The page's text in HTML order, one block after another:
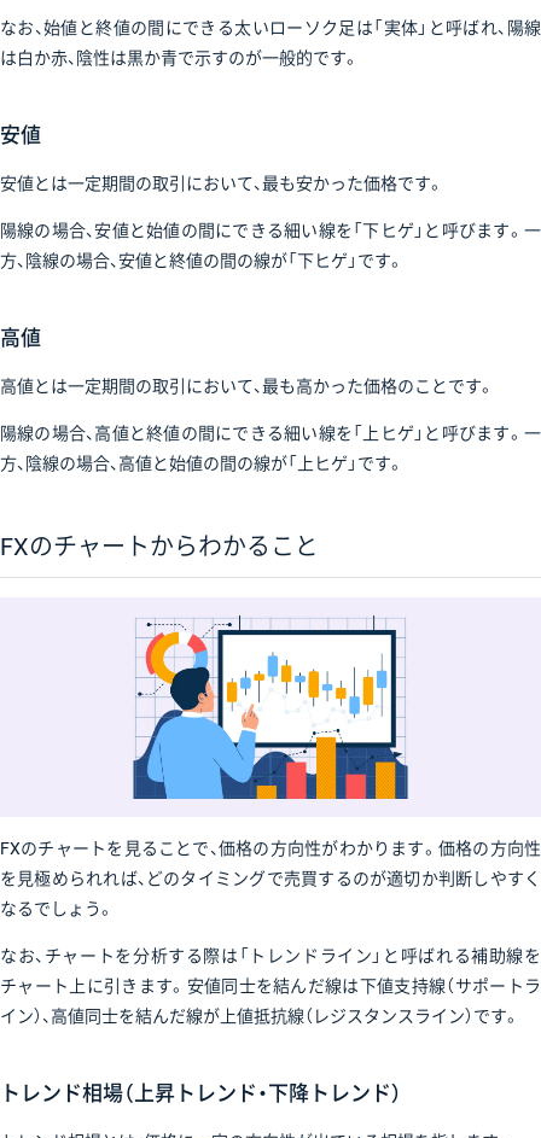
なお、始値と終値の間にできる太いローソク足は「実体」と呼ばれ、陽線
は白か赤、陰性は黒か青で示すのが一般的です。
安値
安値とは一定期間の取引において、最も安かった価格です。
陽線の場合、安値と始値の間にできる細い線を「下ヒゲ」と呼びます。一
方、陰線の場合、安値と終値の間の線が「下ヒゲ」です。
高値
高値とは一定期間の取引において、最も高かった価格のことです。
陽線の場合、高値と終値の間にできる細い線を「上ヒゲ」と呼びます。一
方、陰線の場合、高値と始値の間の線が「上ヒゲ」です。
FXのチャートからわかること
FXのチャートを見ることで、価格の方向性がわかります。価格の方向性
を見極められれば、どのタイミングで売買するのが適切か判断しやすく
なるでしょう。
なお、チャートを分析する際は「トレンドライン」と呼ばれる補助線を
チャート上に引きます。安値同士を結んだ線は下値支持線（サポートラ
イン）、高値同士を結んだ線が上値抵抗線（レジスタンスライン）です。
トレンド相場（上昇トレンド・下降トレンド）